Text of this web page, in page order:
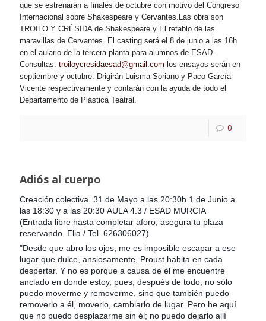
que se estrenarán a finales de octubre con motivo del Congreso
Internacional sobre Shakespeare y Cervantes. Las obra son
TROILO Y CRÉSIDA de Shakespeare y El retablo de las
maravillas de Cervantes. El casting será el 8 de junio a las 16h
en el aulario de la tercera planta para alumnos de ESAD.
Consultas: troiloycresidaesad@gmail.com los ensayos serán en
septiembre y octubre. Drigirán Luisma Soriano y Paco García
Vicente respectivamente y contarán con la ayuda de todo el
Departamento de Plástica Teatral.
0
Adiós al cuerpo
Creación colectiva. 31 de Mayo a las 20:30h 1 de Junio a
las 18:30 y a las 20:30 AULA 4.3 / ESAD MURCIA
(Entrada libre hasta completar aforo, asegura tu plaza
reservando. Elia / Tel. 626306027)
"Desde que abro los ojos, me es imposible escapar a ese
lugar que dulce, ansiosamente, Proust habita en cada
despertar. Y no es porque a causa de él me encuentre
anclado en donde estoy, pues, después de todo, no sólo
puedo moverme y removerme, sino que también puedo
removerlo a él, moverlo, cambiarlo de lugar. Pero he aquí
que no puedo desplazarme sin él; no puedo dejarlo allí